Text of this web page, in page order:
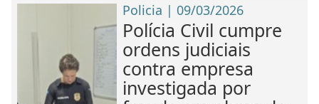
Policia | 09/03/2026
Polícia Civil cumpre
ordens judiciais
contra empresa
investigada por